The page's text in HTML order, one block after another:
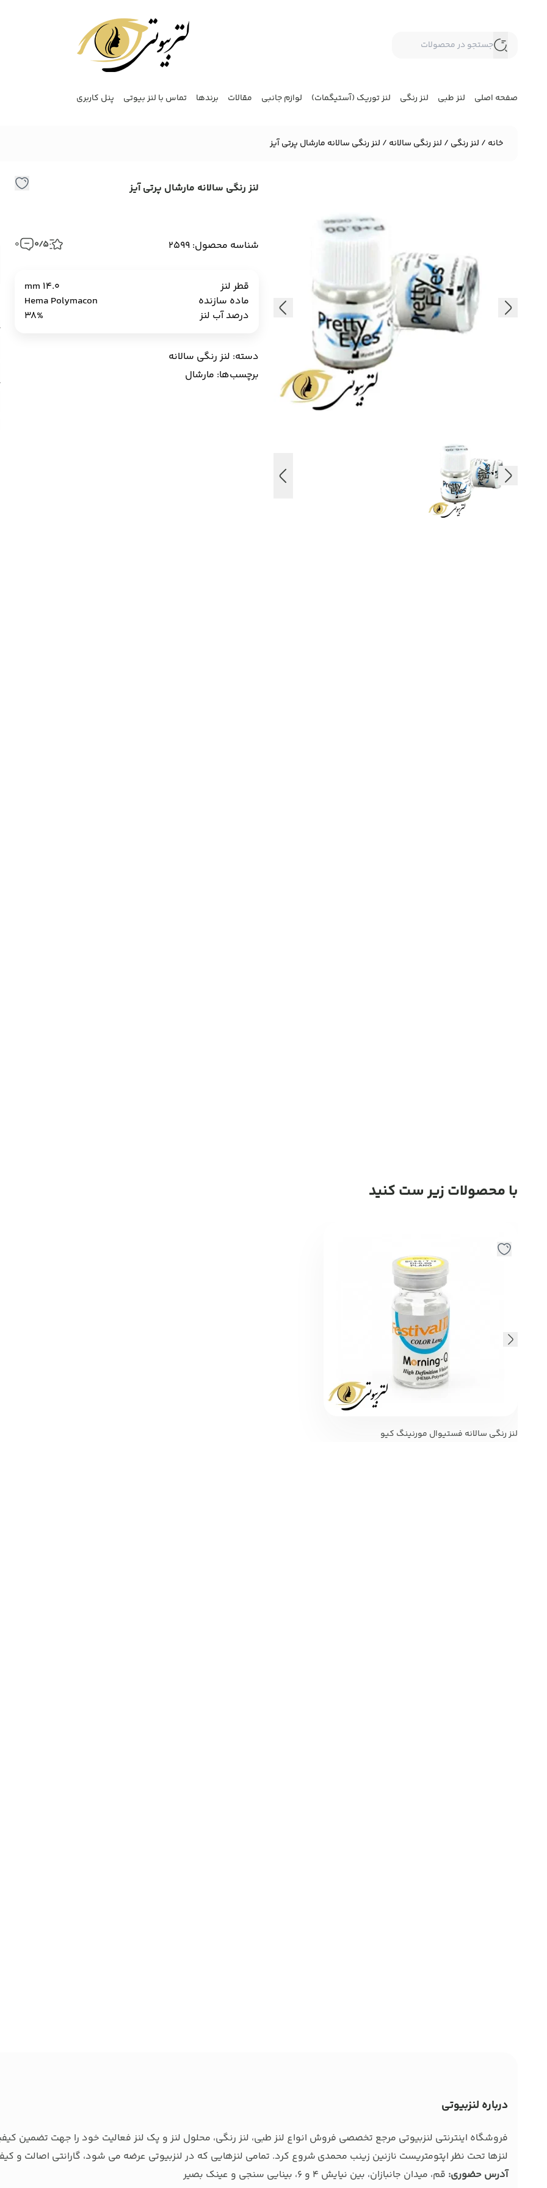
صفحه اصلی لنز طبی لنز رنگی لنز توریک (آستیگمات) لوازم جانبی مقالات برندها تماس با لنز بیوتی پنل کاربری
خانه / لنز رنگی / لنز رنگی سالانه / لنز رنگی سالانه مارشال پرتی آیز
لنز رنگی سالانه مارشال پرتی آیز
شناسه محصول: 2599 0/5
0
قطر لنز
14.0 mm
ماده سازنده
Hema Polymacon
درصد آب لنز
38%
دسته: لنز رنگی سالانه
برچسب‌ها: مارشال
با محصولات زیر ست کنید
لنز رنگی سالانه فستیوال مورنینگ کیو
درباره لنزبیوتی
فروشگاه اینترنتی لنزبیوتی مرجع تخصصی فروش انواع لنز طبی، لنز رنگی، محلول لنز و پک لنز فعالیت خود را جهت تضمین
لنزها تحت نظر اپتومتریست نازنین زینب محمدی شروع کرد. تمامی لنزهایی که در لنزبیوتی عرضه می شود، گارانتی اصالت و
آدرس حضوری: قم، میدان جانبازان، بین نیایش 4 و 6، بینایی سنجی و عینک بصیر